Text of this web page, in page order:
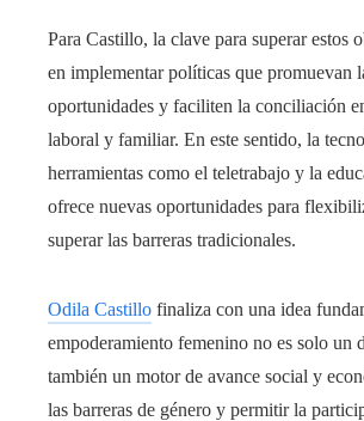
Para Castillo, la clave para superar estos
en implementar políticas que promuevan
oportunidades y faciliten la conciliación
laboral y familiar. En este sentido, la
herramientas como el teletrabajo y la
ofrece nuevas oportunidades para
superar las barreras tradicionales.
Odila Castillo finaliza con una idea
empoderamiento femenino no es solo un
también un motor de avance social y
las barreras de género y permitir la